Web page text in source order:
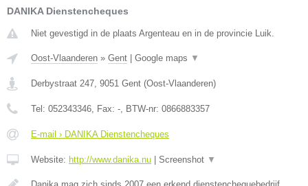
DANIKA Dienstencheques
Niet gevestigd in de plaats Argenteau en in de provincie Luik.
Oost-Vlaanderen » Gent | Google maps ▼
Derbystraat 247 9051 Gent (Oost-Vlaanderen)
Tel: 052343346 , Fax: - , BTW-nr: 0866883357
E-mail › DANIKA Dienstencheques
Website: http://www.danika.nu | Screenshot ▼